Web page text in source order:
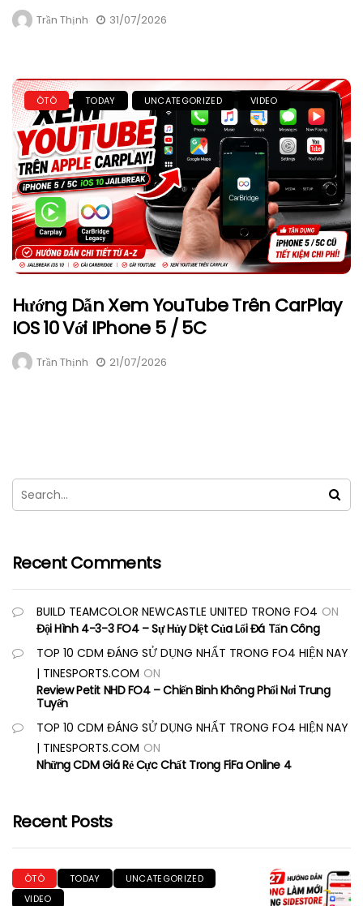
Trần Thịnh 31/07/2026
ÔTÔ TODAY UNCATEGORIZED VIDEO
Hướng Dẫn Xem YouTube Trên CarPlay
IOS 10 Với IPhone 5 / 5C
Trần Thịnh 21/07/2026
Recent Comments
BUILD TEAMCOLOR NEWCASTLE UNITED TRONG FO4 ON
Đội Hình 4-3-3 FO4 – Sự Hủy Diệt Của Lối Đá Tấn Công
TOP 10 CDM ĐÁNG SỬ DỤNG NHẤT TRONG FO4 HIỆN NAY
| TINESPORTS.COM ON
Review Petit NHD FO4 – Chiến Binh Không Phổi Nơi Trung
Tuyến
TOP 10 CDM ĐÁNG SỬ DỤNG NHẤT TRONG FO4 HIỆN NAY
| TINESPORTS.COM ON
Những CDM Giá Rẻ Cực Chất Trong FiFa Online 4
Recent Posts
ÔTÔ TODAY
UNCATEGORIZED
VIDEO